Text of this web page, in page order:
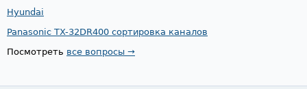
Hyundai
Panasonic TX-32DR400 сортировка каналов
Посмотреть все вопросы →